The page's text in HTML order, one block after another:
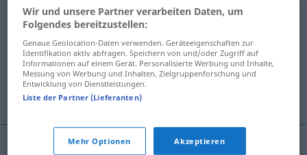
hundredth [ˈhʌndrədθ; -dridθ]
Übersicht aller Übersetzungen
(Für mehr Details die Übersetzung anklicken/antippen)
Hundertster Hundertstel
Wir und unsere Partner verarbeiten Daten, um
Folgendes bereitzustellen:
Genaue Geolocation-Daten verwenden. Geräteeigenschaften zur
Identifikation aktiv abfragen. Speichern von und/oder Zugriff auf
Informationen auf einem Gerät. Personalisierte Werbung und Inhalte,
Messung von Werbung und Inhalten, Zielgruppenforschung und
Entwicklung von Dienstleistungen.
Liste der Partner (Lieferanten)
Mehr Optionen Akzeptieren